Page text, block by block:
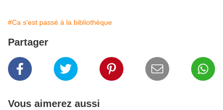
#Ca s'est passé à la bibliothèque
Partager
Vous aimerez aussi